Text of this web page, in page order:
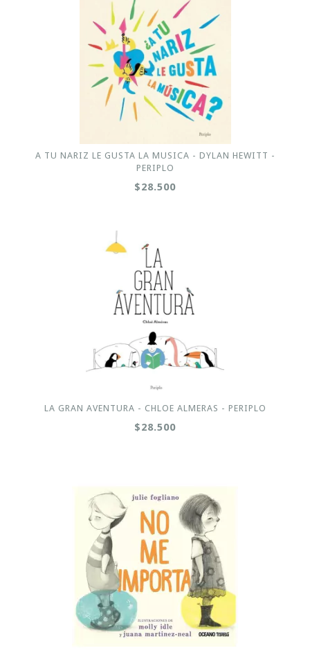
A TU NARIZ LE GUSTA LA MUSICA - DYLAN HEWITT -
PERIPLO
$28.500
LA GRAN AVENTURA - CHLOE ALMERAS - PERIPLO
$28.500